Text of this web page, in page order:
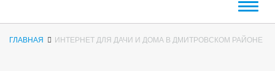
Меню
ГЛАВНАЯ ИНТЕРНЕТ ДЛЯ ДАЧИ И ДОМА В ДМИТРОВСКОМ РАЙОНЕ